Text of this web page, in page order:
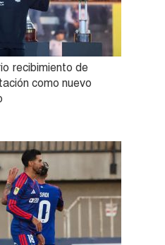
recibimiento de
como nuevo